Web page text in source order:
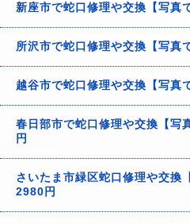
新座市で蛇口修理や交換【写真
所沢市で蛇口修理や交換【写真
越谷市で蛇口修理や交換【写真
春日部市で蛇口修理や交換【写
円
さいたま市緑区蛇口修理や交換
2980円